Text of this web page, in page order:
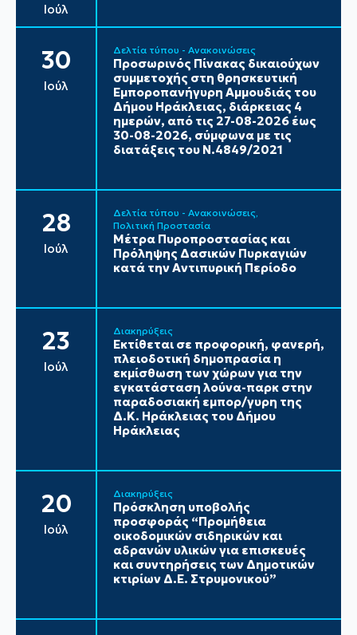
Ιούλ
30
Ιούλ
Δελτία τύπου - Ανακοινώσεις
Προσωρινός Πίνακας δικαιούχων
συμμετοχής στη θρησκευτική
Εμποροπανήγυρη Αμμουδιάς του
Δήμου Ηράκλειας, διάρκειας 4
ημερών, από τις 27-08-2026 έως
30-08-2026, σύμφωνα με τις
διατάξεις του Ν.4849/2021
28
Ιούλ
Δελτία τύπου - Ανακοινώσεις
Πολιτική Προστασία
Μέτρα Πυροπροστασίας και
Πρόληψης Δασικών Πυρκαγιών
κατά την Αντιπυρική Περίοδο
23
Ιούλ
Διακηρύξεις
Εκτίθεται σε προφορική, φανερή,
πλειοδοτική δημοπρασία η
εκμίσθωση των χώρων για την
εγκατάσταση λούνα-παρκ στην
παραδοσιακή εμπορ/γυρη της
Δ.Κ. Ηράκλειας του Δήμου
Ηράκλειας
20
Ιούλ
Διακηρύξεις
Πρόσκληση υποβολής
προσφοράς “Προμήθεια
οικοδομικών σιδηρικών και
αδρανών υλικών για επισκευές
και συντηρήσεις των Δημοτικών
κτιρίων Δ.Ε. Στρυμονικού”